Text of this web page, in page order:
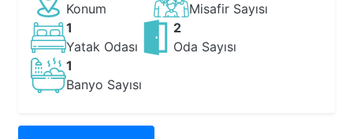
Konum
Misafir Sayısı
1
Yatak Odası
2
Oda Sayısı
1
Banyo Sayısı